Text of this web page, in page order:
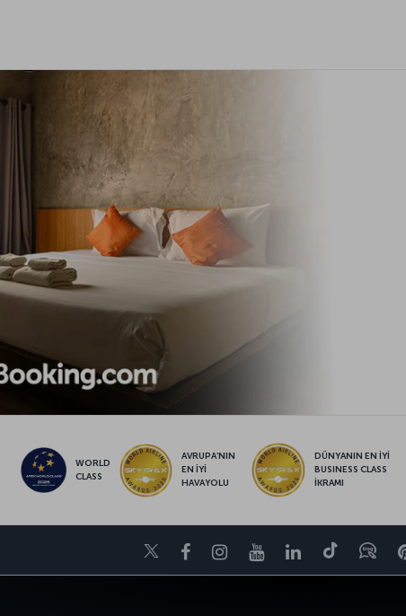
WORLD
CLASS
AVRUPA’NIN
EN İYİ
HAVAYOLU
DÜNYANIN EN İYİ
BUSINESS CLASS
İKRAMI
TwitterFacebookInstagram
YoutubeLinkedIn
Tiktok